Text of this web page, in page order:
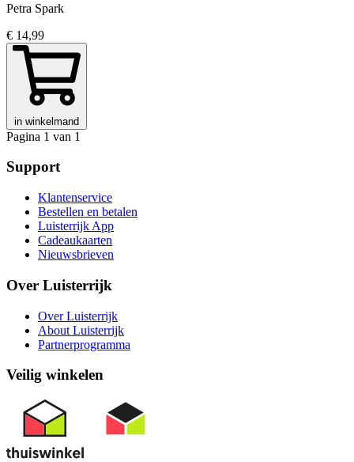
Petra Spark
€ 14,99
in winkelmand
Pagina 1 van 1
Support
Klantenservice
Bestellen en betalen
Luisterrijk App
Cadeaukaarten
Nieuwsbrieven
Over Luisterrijk
Over Luisterrijk
About Luisterrijk
Partnerprogramma
Veilig winkelen